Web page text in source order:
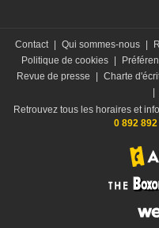
Contact | Qui sommes-nous |
Politique de cookies |
Revue de presse
| Charte
|
Retrouvez tous les horaires et
0 892